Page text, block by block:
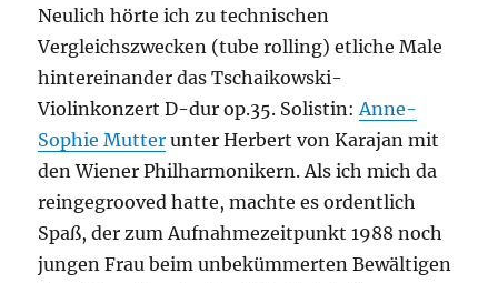
Neulich hörte ich zu technischen
Vergleichszwecken (tube rolling) etliche Male
hintereinander das Tschaikowski-
Violinkonzert D-dur op.35. Solistin:Anne-
Sophie Mutter unter Herbert von Karajan mit
den Wiener Philharmonikern. Als ich mich da
reingegrooved hatte, machte es ordentlich
Spaß, der zum Aufnahmezeitpunkt 1988 noch
jungen Frau beim unbekümmerten Bewältigen